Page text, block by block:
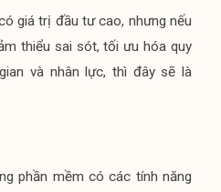
giá trị đầu tư cao, nhưng nếu
thiểu sai sót, tối ưu hóa quy
và nhân lực, thì đây sẽ là
phần mềm có các tính năng